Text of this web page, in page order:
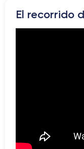
El recorrido